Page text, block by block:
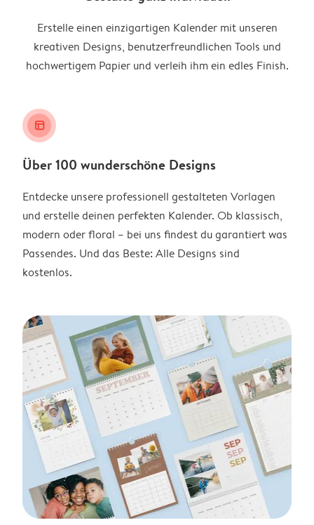
Erstelle einen einzigartigen Kalender mit unseren
kreativen Designs, benutzerfreundlichen Tools und
hochwertigem Papier und verleih ihm ein edles Finish.
layout_alt
Über 100 wunderschöne Designs
Entdecke unsere professionell gestalteten Vorlagen
und erstelle deinen perfekten Kalender. Ob klassisch,
modern oder floral – bei uns findest du garantiert was
Passendes. Und das Beste: Alle Designs sind
kostenlos.